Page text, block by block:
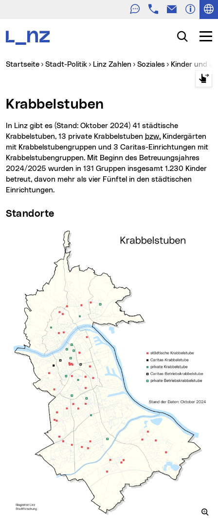
TelefonE-Mail
Suche
Sie sind hier:
Startseite Stadt-Politik Linz Zahlen Soziales Kinder und
Krabbelstuben
Krabbelstuben, 13 private Krabbelstuben bzw. Kindergärten
mit Krabbelstubengruppen und 3 Caritas-Einrichtungen mit
Krabbelstubengruppen. Mit Beginn des Betreuungsjahres
2024/2025 wurden in 131 Gruppen insgesamt 1.230 Kinder
betreut, davon mehr als vier Fünftel in den städtischen
Einrichtungen.
Standorte